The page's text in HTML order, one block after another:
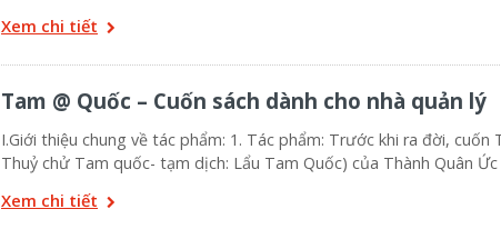
Xem chi tiết
Tam @ Quốc – Cuốn sách dành cho nhà quản lý
I.Giới thiệu chung về tác phẩm: 1. Tác phẩm: Trước khi ra đời, cuốn
Thuỷ chử Tam quốc- tạm dịch: Lẩu Tam Quốc) của Thành Quân Ức
Xem chi tiết